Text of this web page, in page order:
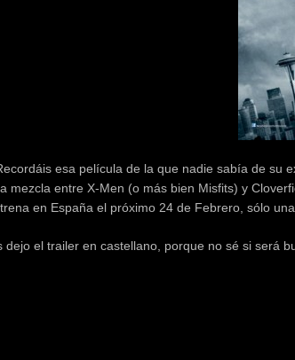
esa película de la que nadie sabía de su
mezcla entre X-Men (o más bien Misfits) y
en España el próximo 24 de Febrero, sólo
dejo el trailer en castellano, porque no sé si será